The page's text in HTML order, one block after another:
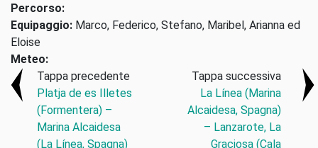
Percorso:
Equipaggio: Marco, Federico, Stefano, Maribel, Arianna ed
Eloise
Meteo:
Tappa precedente
Platja de es Illetes
(Formentera) –
Marina Alcaidesa
(La Línea, Spagna)
Tappa successiva
La Línea (Marina
Alcaidesa, Spagna)
– Lanzarote, La
Graciosa (Cala